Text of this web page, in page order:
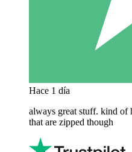
Hace 1 día
always great stuff. kind of
that are zipped though